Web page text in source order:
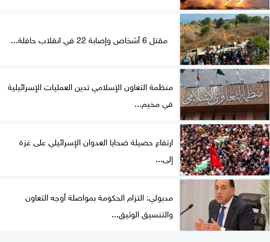
مقتل 6 أشخاص وإصابة 22 في انقلاب حافلة...
منظمة التعاون الإسلامي تدين العمليات الإسرائيلية
في مخيم...
ارتفاع حصيلة ضحايا العدوان الإسرائيلي على غزة
إلى...
مدبولي: التزام الحكومة بمواصلة أوجه التعاون
والتنسيق الوثيق...